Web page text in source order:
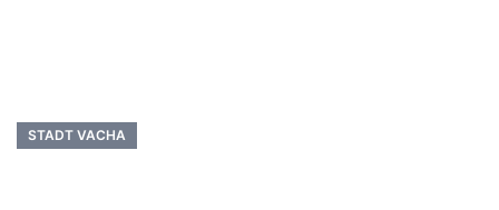
STADT VACHA